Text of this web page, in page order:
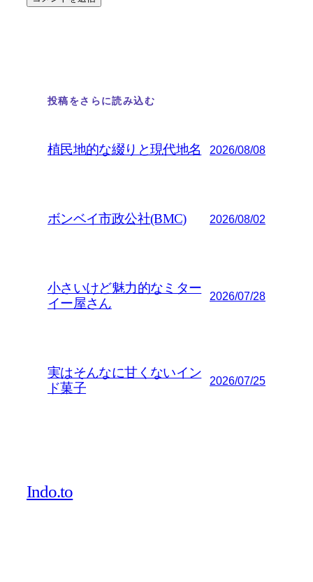
投稿をさらに読み込む
植民地的な綴りと現代地名 2026/08/08
ボンベイ市政公社(BMC) 2026/08/02
小さいけど魅力的なミター
イー屋さん
2026/07/28
実はそんなに甘くないイン
ド菓子
2026/07/25
Indo.to